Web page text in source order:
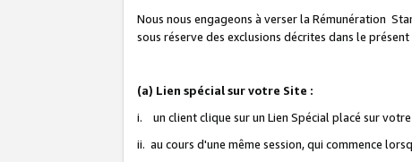
Nous nous engageons à verser la Rémunération
sous réserve des exclusions décrites dans le
(a) Lien spécial sur votre Site :
i. un client clique sur un Lien Spécial placé sur
ii. au cours d'une même session, qui commence